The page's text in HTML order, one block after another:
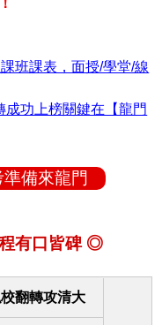
班課表，面授/學堂/線
功上榜關鍵在【龍門
備來龍門
有口皆碑 ◎
翻轉攻清大